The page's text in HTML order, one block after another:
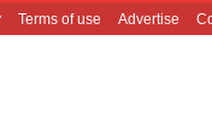
Terms of use Advertise